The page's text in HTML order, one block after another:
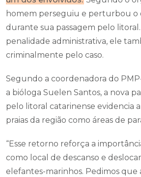
homem perseguiu e perturbou o
durante sua passagem pelo
penalidade administrativa, ele
criminalmente pelo caso.
Segundo a coordenadora do
a bióloga Suelen Santos, a nova
pelo litoral catarinense evidencia
praias da região como áreas de
“Esse retorno reforça a
como local de descanso e
elefantes-marinhos. Pedimos que